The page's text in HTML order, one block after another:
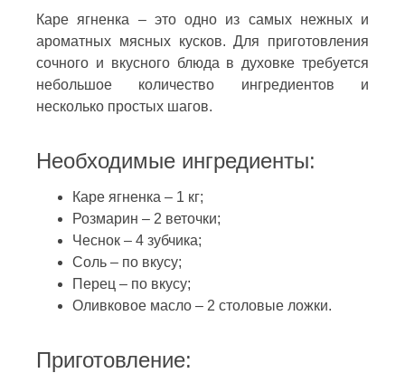
Каре ягненка – это одно из самых нежных и
ароматных мясных кусков. Для приготовления
сочного и вкусного блюда в духовке требуется
небольшое количество ингредиентов и
несколько простых шагов.
Необходимые ингредиенты:
Каре ягненка – 1 кг;
Розмарин – 2 веточки;
Чеснок – 4 зубчика;
Соль – по вкусу;
Перец – по вкусу;
Оливковое масло – 2 столовые ложки.
Приготовление: